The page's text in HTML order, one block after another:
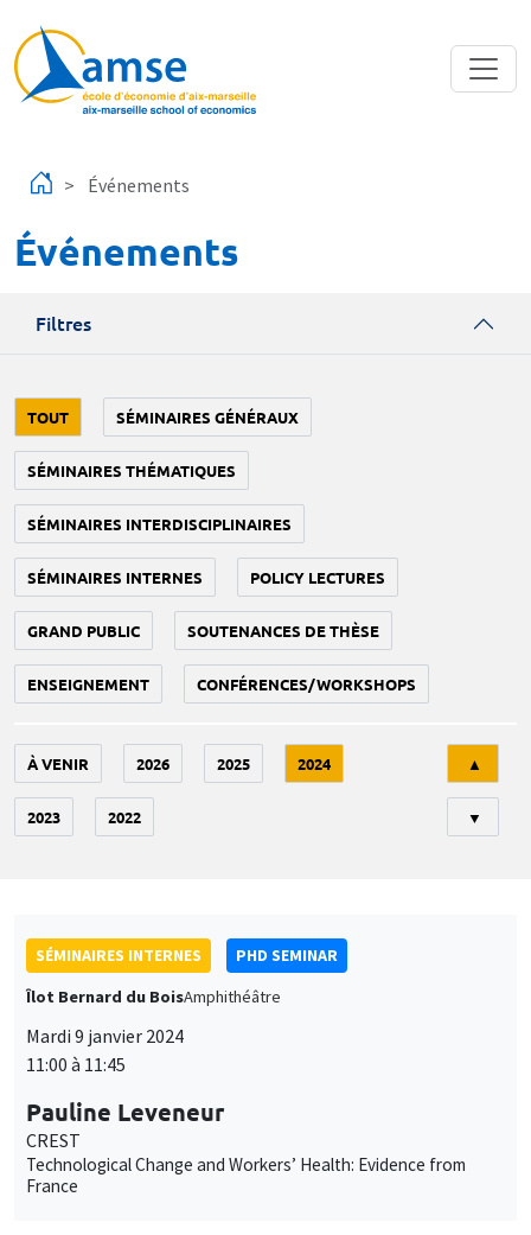
Événements
Événements
Filtres
TOUT SÉMINAIRES GÉNÉRAUX
SÉMINAIRES THÉMATIQUES
SÉMINAIRES INTERDISCIPLINAIRES
SÉMINAIRES INTERNES POLICY LECTURES
GRAND PUBLIC SOUTENANCES DE THÈSE
ENSEIGNEMENT CONFÉRENCES/WORKSHOPS
À VENIR 2026 2025 2024
2023 2022
▲
▼
SÉMINAIRES INTERNES
PHD SEMINAR
Îlot Bernard du BoisAmphithéâtre
Mardi 9 janvier 2024
11:00 à 11:45
Pauline Leveneur
CREST
Technological Change and Workers’ Health: Evidence from
France